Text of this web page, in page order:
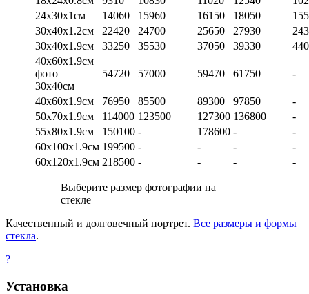
24х30х1см
14060 15960 16150 18050
30х40х1.2см
22420 24700 25650 27930
30х40х1.9см
33250 35530 37050 39330
40х60х1.9см
фото
30х40см
54720 57000 59470 61750 -
40х60х1.9см 76950 85500 89300 97850
-
50х70х1.9см
114000 123500 127300 136800
-
55х80х1.9см
150100 - 178600 -
-
60х100х1.9см 199500 - - -
-
60х120х1.9см 218500 - - - -
Выберите размер фотографии на
стекле
Качественный и долговечный портрет. Все размеры и формы
стекла.
?
Установка